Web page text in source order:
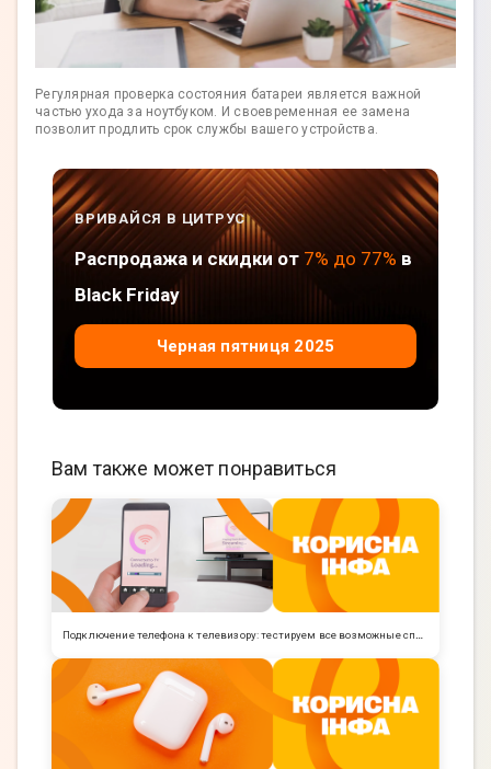
Регулярная проверка состояния батареи является важной
частью ухода за ноутбуком. И своевременная ее замена
позволит продлить срок службы вашего устройства.
ВРИВАЙСЯ В ЦИТРУС
Распродажа и скидки от 7% до 77% в
Black Friday
Черная пятниця 2025
Вам также может понравиться